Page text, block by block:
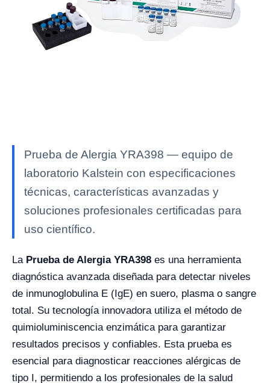
Prueba de Alergia YRA398 — equipo de
laboratorio Kalstein con especificaciones
técnicas, características avanzadas y
soluciones profesionales certificadas para
uso científico.
La Prueba de Alergia YRA398 es una herramienta
diagnóstica avanzada diseñada para detectar niveles
de inmunoglobulina E (IgE) en suero, plasma o sangre
total. Su tecnología innovadora utiliza el método de
quimioluminiscencia enzimática para garantizar
resultados precisos y confiables. Esta prueba es
esencial para diagnosticar reacciones alérgicas de
tipo I, permitiendo a los profesionales de la salud